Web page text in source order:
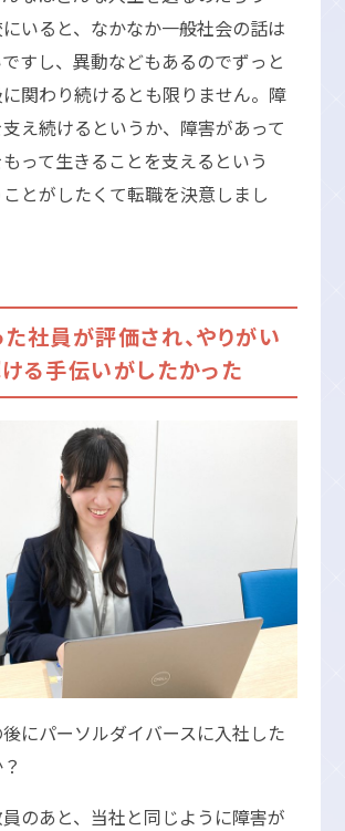
いると、なかなか一般社会の話は
すし、異動などもあるのでずっと
関わり続けるとも限りません。障
え続けるというか、障害があって
って生きることを支えるという
とがしたくて転職を決意しまし
社員が評価され、やりがい
る手伝いがしたかった
にパーソルダイバースに入社した
のあと、当社と同じように障害が